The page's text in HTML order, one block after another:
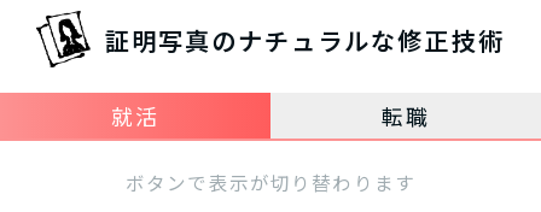
証明写真のナチュラルな修正技術
就活 転職
ボタンで表示が切り替わります